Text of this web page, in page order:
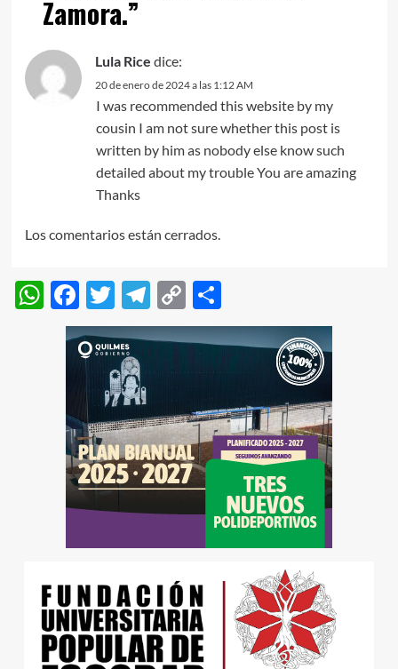
Zamora.”
Lula Rice dice:
20 de enero de 2024 a las 1:12 AM
I was recommended this website by my
cousin I am not sure whether this post is
written by him as nobody else know such
detailed about my trouble You are amazing
Thanks
Los comentarios están cerrados.
WhatsApp
Facebook
Twitter
Telegram
Copy
Link
Compartir